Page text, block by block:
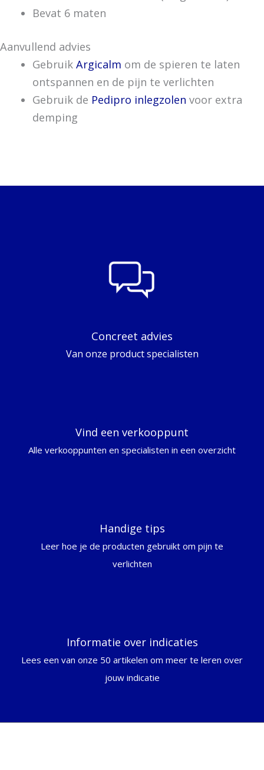
Bevat 6 maten
Aanvullend advies
Gebruik Argicalm om de spieren te laten
ontspannen en de pijn te verlichten
Gebruik de Pedipro inlegzolen voor extra
demping
Concreet advies
Van onze product specialisten
Vind een verkooppunt
Alle verkooppunten en specialisten in een overzicht
Handige tips
Leer hoe je de producten gebruikt om pijn te
verlichten
Informatie over indicaties
Lees een van onze 50 artikelen om meer te leren over
jouw indicatie